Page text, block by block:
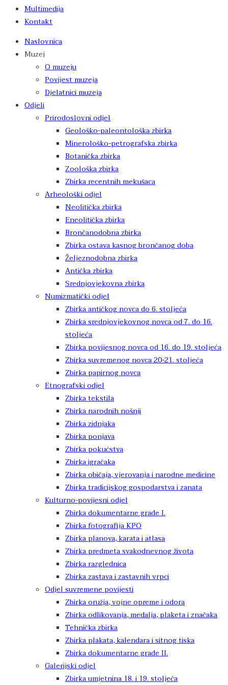
Multimedija
Kontakt
Naslovnica
Muzej
O muzeju
Povijest muzeja
Djelatnici muzeja
Odjeli
Prirodoslovni odjel
Geološko-paleontološka zbirka
Minerološko-petrografska zbirka
Botanička zbirka
Zoološka zbirka
Zbirka recentnih mekušaca
Arheološki odjel
Neolitička zbirka
Eneolitička zbirka
Brončanodobna zbirka
Zbirka ostava kasnog brončanog doba
Željeznodobna zbirka
Antička zbirka
Srednjovjekovna zbirka
Numizmatički odjel
Zbirka antičkog novca do 6. stoljeća
Zbirka srednjovjekovnog novca od 7. do 16.
stoljeća
Zbirka povijesnog novca od 16. do 19. stoljeća
Zbirka suvremenog novca 20-21. stoljeća
Zbirka papirnog novca
Etnografski odjel
Zbirka tekstila
Zbirka narodnih nošnji
Zbirka zidnjaka
Zbirka ponjava
Zbirka pokućstva
Zbirka igračaka
Zbirka običaja, vjerovanja i narodne medicine
Zbirka tradicijskog gospodarstva i zanata
Kulturno-povijesni odjel
Zbirka dokumentarne građe I.
Zbirka fotografija KPO
Zbirka planova, karata i atlasa
Zbirka predmeta svakodnevnog života
Zbirka razglednica
Zbirka zastava i zastavnih vrpci
Odjel suvremene povijesti
Zbirka oružja, vojne opreme i odora
Zbirka odlikovanja, medalja, plaketa i značaka
Tehnička zbirka
Zbirka plakata, kalendara i sitnog tiska
Zbirka dokumentarne građe II.
Galerijski odjel
Zbirka umjetnina 18. i 19. stoljeća